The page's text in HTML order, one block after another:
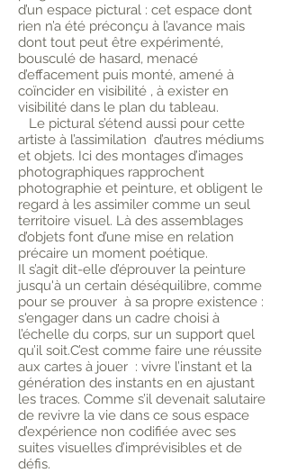
d’un espace pictural : cet espace dont
rien n’a été préconçu à l’avance mais
dont tout peut être expérimenté,
bousculé de hasard, menacé
d’effacement puis monté, amené à
coïncider en visibilité , à exister en
visibilité dans le plan du tableau.
Le pictural s’étend aussi pour cette
artiste à l’assimilation d’autres médiums
et objets. Ici des montages d’images
photographiques rapprochent
photographie et peinture, et obligent le
regard à les assimiler comme un seul
territoire visuel. Là des assemblages
d’objets font d’une mise en relation
précaire un moment poétique.
Il s’agit dit-elle d’éprouver la peinture
jusqu'à un certain déséquilibre, comme
pour se prouver à sa propre existence :
s'engager dans un cadre choisi à
l’échelle du corps, sur un support quel
qu’il soit.C’est comme faire une réussite
aux cartes à jouer : vivre l’instant et la
génération des instants en en ajustant
les traces. Comme s’il devenait salutaire
de revivre la vie dans ce sous espace
d’expérience non codifiée avec ses
suites visuelles d’imprévisibles et de
défis.